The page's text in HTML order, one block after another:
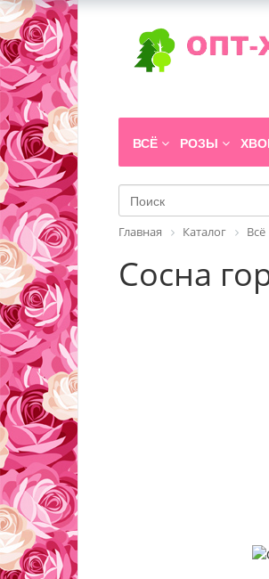
ВСЁ РОЗЫ
Главная Каталог Всё
Сосна